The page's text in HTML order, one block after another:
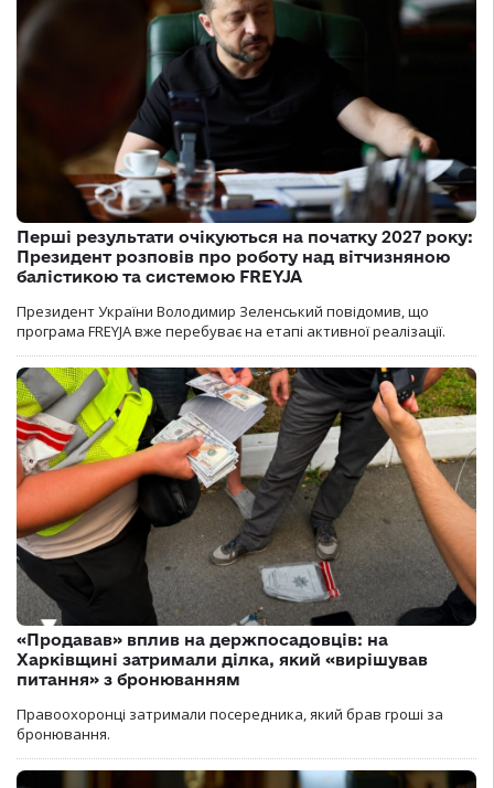
Перші результати очікуються на початку 2027 року:
Президент розповів про роботу над вітчизняною
балістикою та системою FREYJA
Президент України Володимир Зеленський повідомив, що
програма FREYJA вже перебуває на етапі активної реалізації.
«Продавав» вплив на держпосадовців: на
Харківщині затримали ділка, який «вирішував
питання» з бронюванням
Правоохоронці затримали посередника, який брав гроші за
бронювання.